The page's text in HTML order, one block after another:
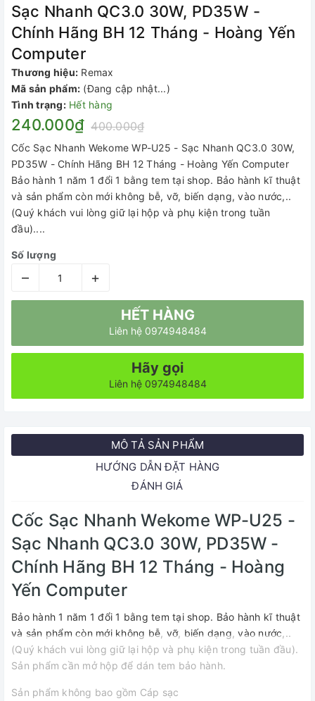
Sạc Nhanh QC3.0 30W, PD35W -
Chính Hãng BH 12 Tháng - Hoàng Yến
Computer
Thương hiệu: Remax
Mã sản phẩm: (Đang cập nhật...)
Tình trạng: Hết hàng
240.000₫ 400.000₫
Cốc Sạc Nhanh Wekome WP-U25 - Sạc Nhanh QC3.0 30W,
PD35W - Chính Hãng BH 12 Tháng - Hoàng Yến Computer
Bảo hành 1 năm 1 đổi 1 bằng tem tại shop. Bảo hành kĩ thuật
và sản phẩm còn mới không bễ, vỡ, biến dạng, vào nước,..
(Quý khách vui lòng giữ lại hộp và phụ kiện trong tuần
đầu)....
Số lượng
– +
HẾT HÀNG
Liên hệ 0974948484
Hãy gọi
Liên hệ 0974948484
MÔ TẢ SẢN PHẨM
HƯỚNG DẪN ĐẶT HÀNG
ĐÁNH GIÁ
Cốc Sạc Nhanh Wekome WP-U25 -
Sạc Nhanh QC3.0 30W, PD35W -
Chính Hãng BH 12 Tháng - Hoàng
Yến Computer
Bảo hành 1 năm 1 đổi 1 bằng tem tại shop. Bảo hành kĩ thuật
và sản phẩm còn mới không bễ, vỡ, biến dạng, vào nước,..
(Quý khách vui lòng giữ lại hộp và phụ kiện trong tuần đầu).
Sản phẩm cần mở hộp để dán tem bảo hành.
Sản phẩm không bao gồm Cáp sạc